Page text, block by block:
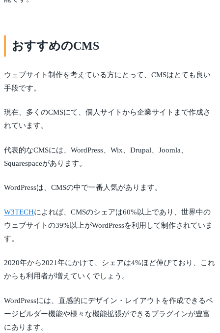
おすすめのCMS
ウェブサイト制作を考えている方にとって、CMSはとても良い
手段です。
現在、多くのCMSにて、個人サイトから企業サイトまで作成さ
れています。
代表的なCMSには、WordPress、Wix、Drupal、Joomla、
Squarespaceがあります。
WordPressは、CMSの中で一番人気があります。
W3TECHによれば、CMSのシェアは60%以上であり、世界中の
ウェブサイトの39%以上がWordPressを利用して制作されていま
す。
2020年から2021年にかけて、シェアは4%ほど伸びており、これ
からも利用者が増えていくでしょう。
WordPressには、直感的にデザイン・レイアウトを作成できるペ
ージビルダー機能や様々な機能拡張ができるプラグインが豊富
にあります。